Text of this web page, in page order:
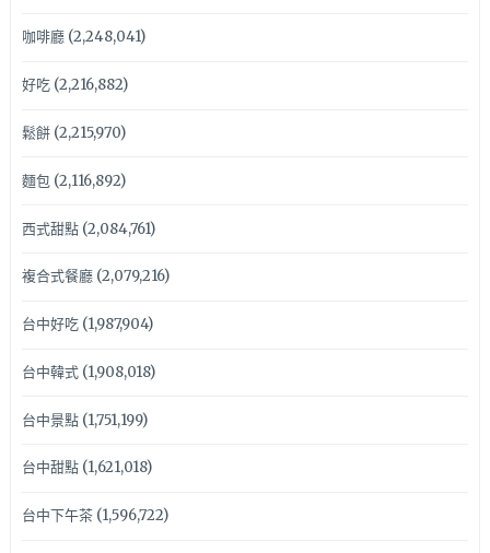
咖啡廳(2,248,041)
好吃(2,216,882)
鬆餅(2,215,970)
麵包(2,116,892)
西式甜點(2,084,761)
複合式餐廳(2,079,216)
台中好吃(1,987,904)
台中韓式(1,908,018)
台中景點(1,751,199)
台中甜點(1,621,018)
台中下午茶(1,596,722)